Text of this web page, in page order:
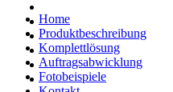
Home
Produktbeschreibung
Komplettlösung
Auftragsabwicklung
Fotobeispiele